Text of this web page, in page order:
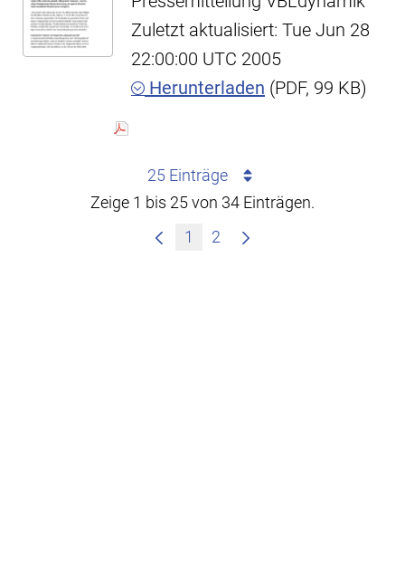
Zuletzt aktualisiert: Tue Jun 28
22:00:00 UTC 2005
Herunterladen (PDF, 99 KB)
25 Einträge
Zeige 1 bis 25 von 34 Einträgen.
1
2